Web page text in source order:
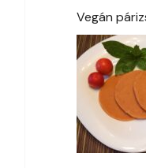
Vegán